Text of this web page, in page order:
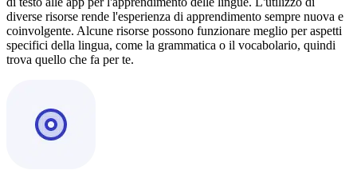
diverse risorse rende l'esperienza di apprendimento sempre nuova e
coinvolgente. Alcune risorse possono funzionare meglio per aspetti
specifici della lingua, come la grammatica o il vocabolario, quindi
trova quello che fa per te.